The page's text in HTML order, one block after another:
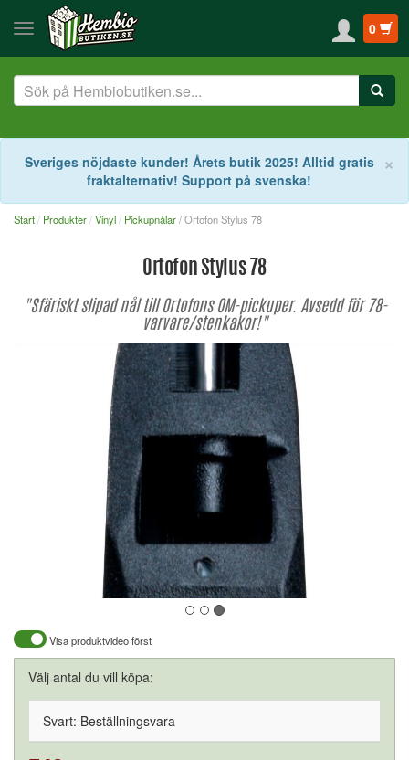
0
×
Sveriges nöjdaste kunder! Årets butik 2025! Alltid gratis
fraktalternativ! Support på svenska!
Start Produkter Vinyl Pickupnålar/ Ortofon Stylus 78
Ortofon Stylus 78
"Sfäriskt slipad nål till Ortofons OM-pickuper. Avsedd för 78-
varvare/stenkakor!"
Visa produktvideo först
Välj antal du vill köpa:
Svart: Beställningsvara